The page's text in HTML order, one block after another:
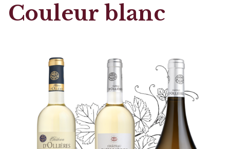
Couleur blanc